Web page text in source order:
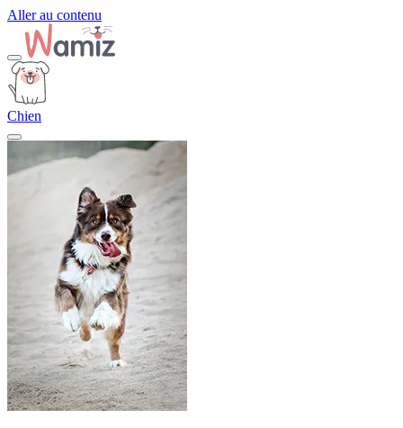
Aller au contenu
Chien